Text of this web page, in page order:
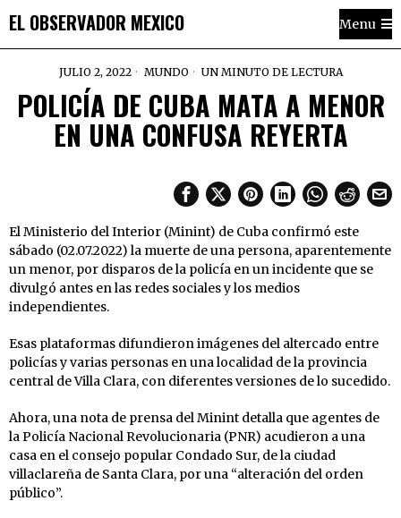
EL OBSERVADOR MEXICO Menu
JULIO 2, 2022 MUNDO UN MINUTO DE LECTURA
POLICÍA DE CUBA MATA A MENOR
EN UNA CONFUSA REYERTA
El Ministerio del Interior (Minint) de Cuba confirmó este
sábado (02.07.2022) la muerte de una persona, aparentemente
un menor, por disparos de la policía en un incidente que se
divulgó antes en las redes sociales y los medios
independientes.
Esas plataformas difundieron imágenes del altercado entre
policías y varias personas en una localidad de la provincia
central de Villa Clara, con diferentes versiones de lo sucedido.
Ahora, una nota de prensa del Minint detalla que agentes de
la Policía Nacional Revolucionaria (PNR) acudieron a una
casa en el consejo popular Condado Sur, de la ciudad
villaclareña de Santa Clara, por una “alteración del orden
público”.